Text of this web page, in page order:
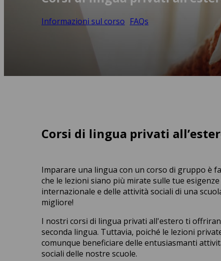
Informazioni sul corso FAQs
Corsi di lingua privati
Imparare una lingua con un corso di gruppo è
che le lezioni siano più mirate sulle tue
internazionale e delle attività sociali di una
migliore!
I nostri corsi di lingua privati all'estero ti
seconda lingua. Tuttavia, poiché le lezioni
comunque beneficiare delle entusiasmanti
sociali delle nostre scuole.